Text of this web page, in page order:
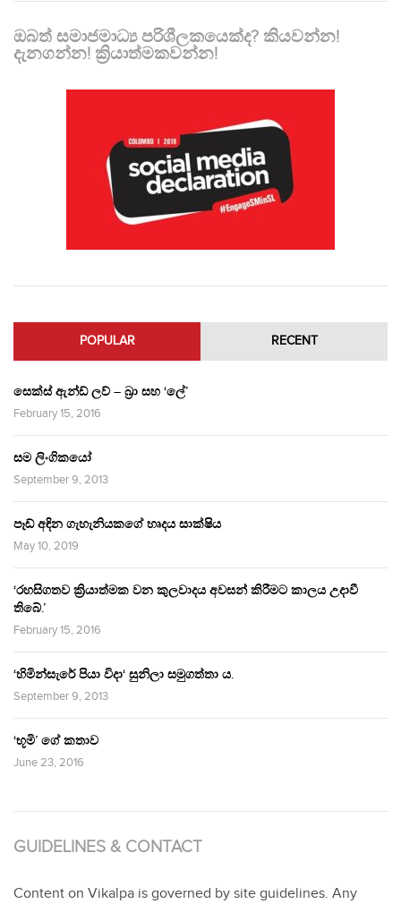
ඔබත් සමාජමාධ්‍ය පරිශීලකයෙක්ද? කියවන්න!
දැනගන්න! ක්‍රියාත්මකවන්න!
POPULAR RECENT
සෙක්ස් ඇන්ඩ් ලව් – බ්‍රා සහ ‘ලේ’
February 15, 2016
සම ලිංගිකයෝ
September 9, 2013
පෑඩ් අඳින ගැහැනියකගේ හෘදය සාක්ෂිය
May 10, 2019
‘රහසිගතව ක්‍රියාත්මක වන කුලවාදය අවසන් කිරීමට කාලය උදාවී
තිබේ.’
February 15, 2016
‘හිමින්සැරේ පියා විදා‘ සුනිලා සමුගත්තා ය.
September 9, 2013
‘භූමි’ ගේ කතාව
June 23, 2016
GUIDELINES & CONTACT
Content on Vikalpa is governed by site guidelines. Any